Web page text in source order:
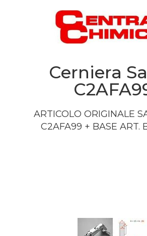
Cerniera
ARTICOLO ORIGINALE
C2AFA99 + BASE ART.